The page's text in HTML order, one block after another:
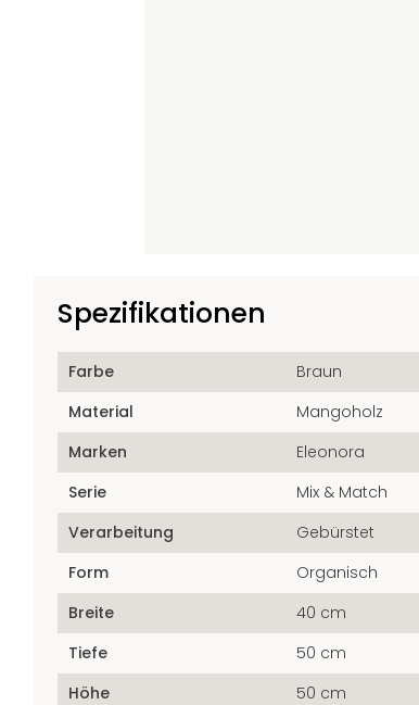
Spezifikationen
Farbe
Braun
Material
Mangoholz
Marken
Eleonora
Serie
Mix & Match
Verarbeitung
Gebürstet
Form
Organisch
Breite
40 cm
Tiefe
50 cm
Höhe
50 cm